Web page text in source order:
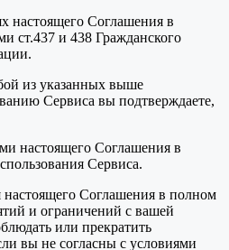
настоящего Соглашения в
ст.437 и 438 Гражданского
из указанных выше
Сервиса вы подтверждаете,
настоящего Соглашения в
Сервиса.
Соглашения в полном
и ограничений с вашей
или прекратить
вы не согласны с условиями